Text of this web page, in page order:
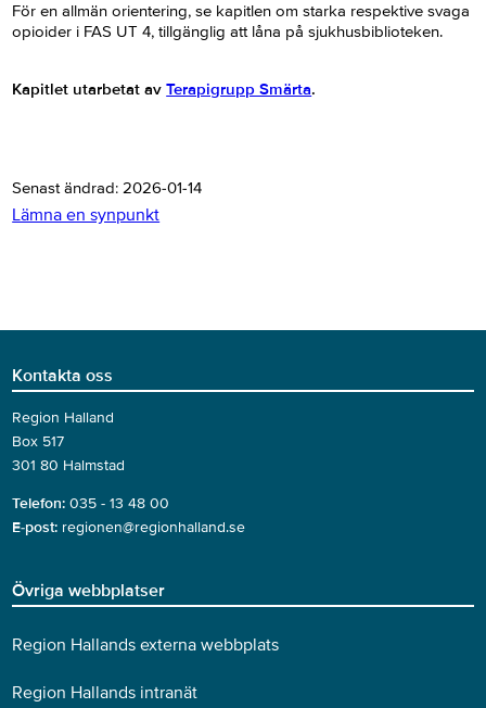
För en allmän orientering, se kapitlen om starka respektive svaga
opioider i FAS UT 4, tillgänglig att låna på sjukhusbiblioteken.
Kapitlet utarbetat avTerapigrupp Smärta.
Senast ändrad:2026-01-14
Lämna en synpunkt
Kontakta oss
Region Halland
Box 517
301 80 Halmstad
Telefon: 035 - 13 48 00
E-post: regionen@regionhalland.se
Övriga webbplatser
Region Hallands externa webbplats
Region Hallands intranät